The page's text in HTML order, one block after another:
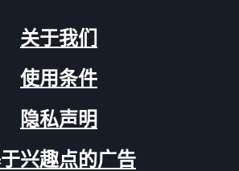
关于我们
使用条件
隐私声明
兴趣点的广告